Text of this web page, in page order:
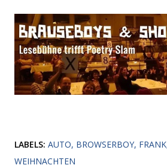
LABELS: AUTO BROWSERBOY FRANK
WEIHNACHTEN